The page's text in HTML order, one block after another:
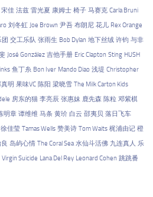
宋佳 法兹 雷光夏 康姆士 椅子 马赛克 Carla Bruni
刘冬虹 Joe Brown 尹吾 布朗尼 花儿 Rex Orange
团 交工乐队 张雨生 Bob Dylan 地下丝绒 许钧 与非
José González 吉他手册 Eric Clapton Sting HUSH
鱼丁糸 Bon Iver Mando Diao 浅堤 Christopher
明 果味VC 陈阳 梁晓雪 The Milk Carton Kids
房东的猫 李亮辰 张惠妹 鹿先森 陈粒 邓紫棋
明章 谭维维 马条 黄玠 白云 邵夷贝 落日飞车
徐佳莹 Tamas Wells 赞美诗 Tom Waits 梶浦由记 橙
岛屿心情 The Coral Sea 水仙斗活佛 九连真人 乐
Virgin Suicide Lana Del Rey Leonard Cohen 跳跳番